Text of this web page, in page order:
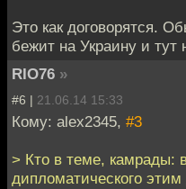
Это как договорятся.
бежит на Украину и тут
RIO76 »
#6 | 21.06.14 15:33
Кому: alex2345, #3
> Кто в теме, камрады:
дипломатического